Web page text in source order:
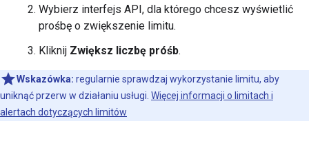
Wybierz interfejs API, dla którego chcesz wyświetlić
prośbę o zwiększenie limitu.
Kliknij Zwiększ liczbę próśb.
Wskazówka: regularnie sprawdzaj wykorzystanie limitu, aby
uniknąć przerw w działaniu usługi. Więcej informacji o limitach i
alertach dotyczących limitów